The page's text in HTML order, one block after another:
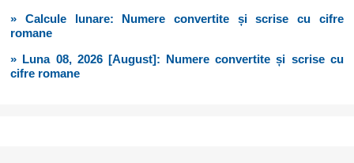
» Calcule lunare: Numere convertite și scrise cu cifre
romane
» Luna 08, 2026 [August]: Numere convertite și scrise cu
cifre romane